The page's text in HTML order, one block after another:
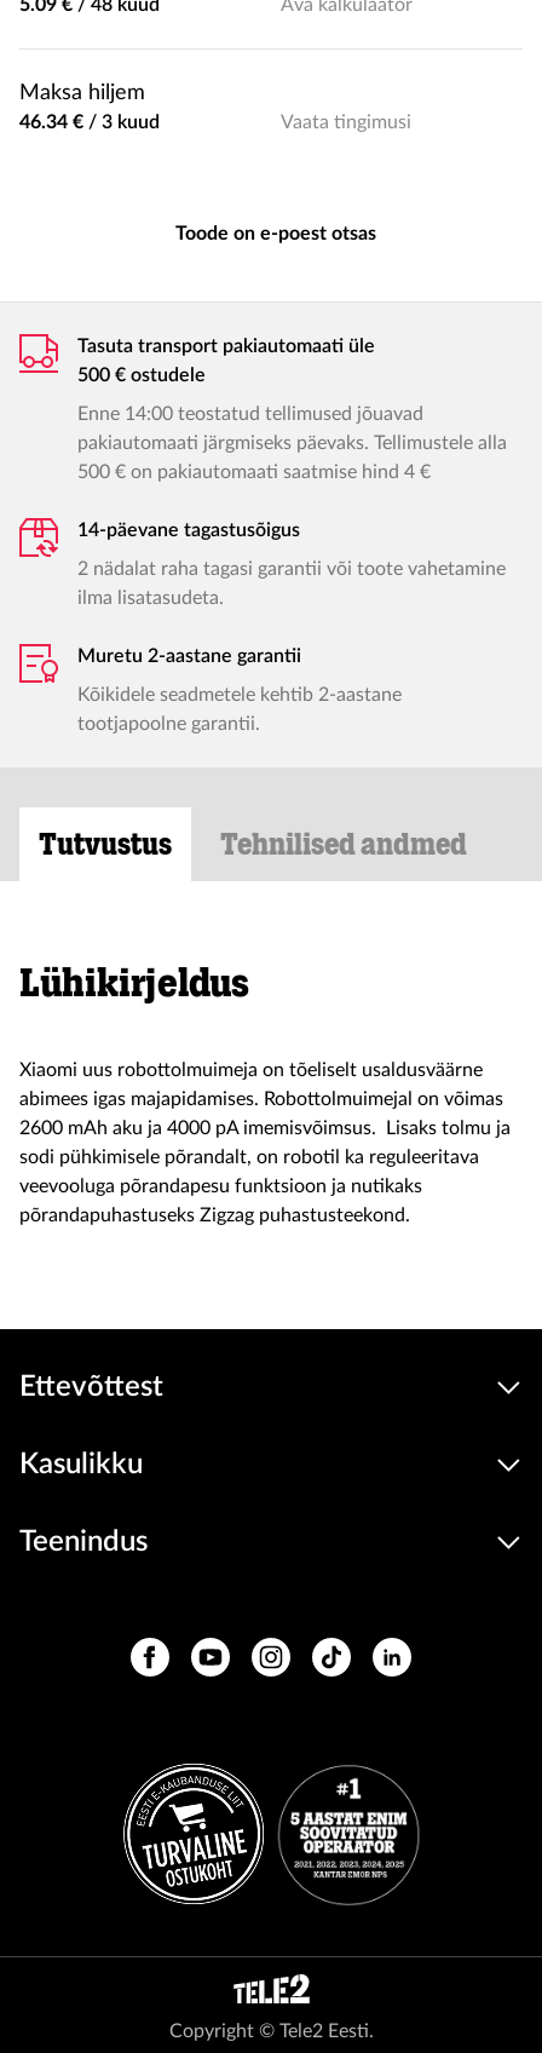
5.09 € / 48 kuud Ava kalkulaator
Maksa hiljem
46.34 € / 3 kuud Vaata tingimusi
Toode on e-poest otsas
Tasuta transport pakiautomaati üle
500 € ostudele
Enne 14:00 teostatud tellimused jõuavad
pakiautomaati järgmiseks päevaks. Tellimustele alla
500 € on pakiautomaati saatmise hind 4 €
14-päevane tagastusõigus
2 nädalat raha tagasi garantii või toote vahetamine
ilma lisatasudeta.
Muretu 2-aastane garantii
Kõikidele seadmetele kehtib 2-aastane
tootjapoolne garantii.
Tutvustus Tehnilised andmed
Lühikirjeldus
Xiaomi uus robottolmuimeja on tõeliselt usaldusväärne
abimees igas majapidamises. Robottolmuimejal on võimas
2600 mAh aku ja 4000 pA imemisvõimsus. Lisaks tolmu ja
sodi pühkimisele põrandalt, on robotil ka reguleeritava
veevooluga põrandapesu funktsioon ja nutikaks
põrandapuhastuseks Zigzag puhastusteekond.
Ettevõttest
Kasulikku
Teenindus
Copyright © Tele2 Eesti.